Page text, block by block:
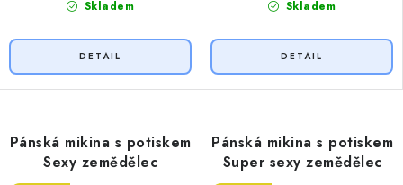
Skladem Skladem
Pánská mikina s potiskem
Sexy zemědělec
Pánská mikina s potiskem
Super sexy zemědělec